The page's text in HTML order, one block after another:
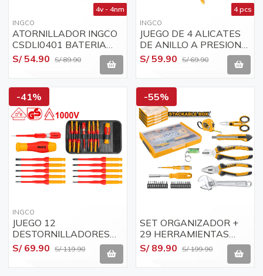
4v - 4nm
INGCO
ATORNILLADOR INGCO
CSDLI0401 BATERIA
LITIO 4.0V
S/ 54.90 S/ 89.90
4 pcs
INGCO
JUEGO DE 4 ALICATES
DE ANILLO A PRESION
DE 7" CON ESTUCHE
INGCO HCCPS26180
S/ 59.90 S/ 69.90
-41%
INGCO
JUEGO 12
DESTORNILLADORES
AISLADOS 1000V
INDUSTRIAL HKISD1201
S/ 69.90 S/ 119.90
-55%
SET ORGANIZADOR +
29 HERRAMIENTAS
BASICAS PARA HOGAR
INGCO
S/ 89.90 S/ 199.90